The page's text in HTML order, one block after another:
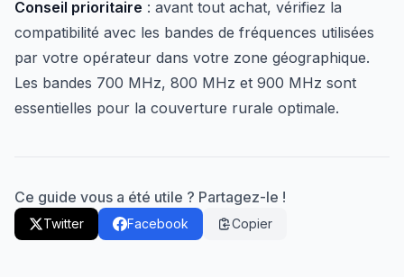
Conseil prioritaire : avant tout achat, vérifiez la
compatibilité avec les bandes de fréquences utilisées
par votre opérateur dans votre zone géographique.
Les bandes 700 MHz, 800 MHz et 900 MHz sont
essentielles pour la couverture rurale optimale.
Ce guide vous a été utile ? Partagez-le !
Twitter Facebook Copier